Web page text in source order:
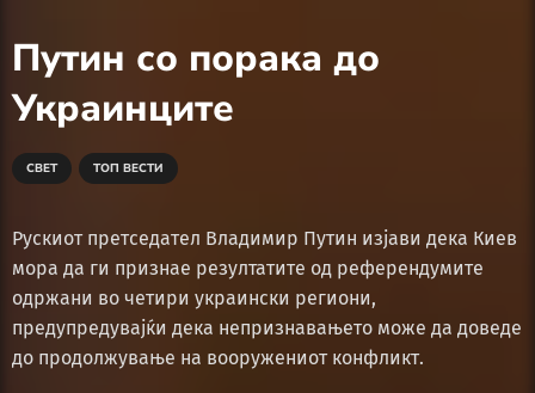
Путин со порака до
Украинците
СВЕТ ТОП ВЕСТИ
Рускиот претседател Владимир Путин изјави дека Киев
мора да ги признае резултатите од референдумите
одржани во четири украински региони,
предупредувајќи дека непризнавањето може да доведе
до продолжување на вооружениот конфликт.